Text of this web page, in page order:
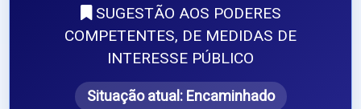
SUGESTÃO AOS PODERES
COMPETENTES, DE MEDIDAS DE
INTERESSE PÚBLICO
Situação atual:Encaminhado